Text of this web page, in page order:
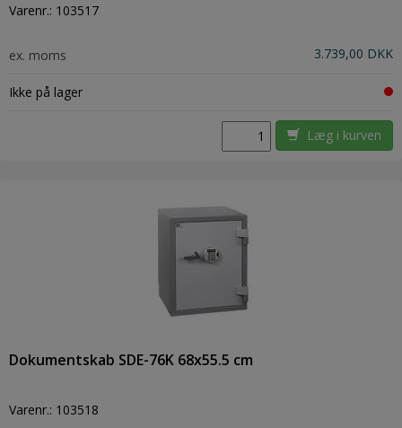
Varenr.: 103517
ex. moms 3.739,00 DKK
Ikke på lager
Læg i kurven
Dokumentskab SDE-76K 68x55.5 cm
Varenr.: 103518